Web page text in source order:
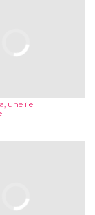
une île